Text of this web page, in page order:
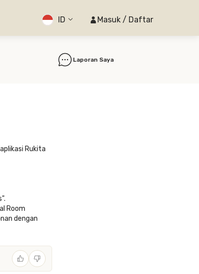
ID Masuk / Daftar
Laporan Saya
Rukita
Room
dengan